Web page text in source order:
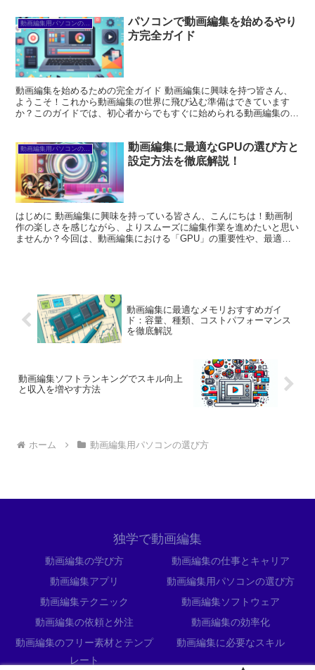
動画編集用パソコンの選び方
パソコンで動画編集を始めるやり
方完全ガイド
動画編集を始めるための完全ガイド 動画編集に興味を持つ皆さん、
ようこそ！これから動画編集の世界に飛び込む準備はできています
か？このガイドでは、初心者からでもすぐに始められる動画編集の基
動画編集用パソコンの選び方
動画編集に最適なGPUの選び方と
設定方法を徹底解説！
はじめに 動画編集に興味を持っている皆さん、こんにちは！動画制
作の楽しさを感じながら、よりスムーズに編集作業を進めたいと思い
ませんか？今回は、動画編集における「GPU」の重要性や、最適な
動画編集に最適なメモリおすすめガイ
ド：容量、種類、コストパフォーマンス
を徹底解説
動画編集ソフトランキングでスキル向上
と収入を増やす方法
ホーム 動画編集用パソコンの選び方
独学で動画編集
動画編集の学び方
動画編集の仕事とキャリア
動画編集アプリ
動画編集用パソコンの選び方
動画編集テクニック
動画編集ソフトウェア
動画編集の依頼と外注
動画編集の効率化
動画編集のフリー素材とテンプ
レート
動画編集に必要なスキル